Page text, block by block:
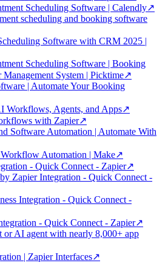
Scheduling Software | Calendly↗
scheduling and booking software
Software with CRM 2025 |
Scheduling Software | Booking
Management System | Picktime↗
| Automate Your Booking
Workflows, Agents, and Apps↗
with Zapier↗
Software Automation | Automate With
Automation | Make↗
- Quick Connect - Zapier↗
Zapier Integration - Quick Connect -
Integration - Quick Connect -
- Quick Connect - Zapier↗
or AI agent with nearly 8,000+ app
| Zapier Interfaces↗